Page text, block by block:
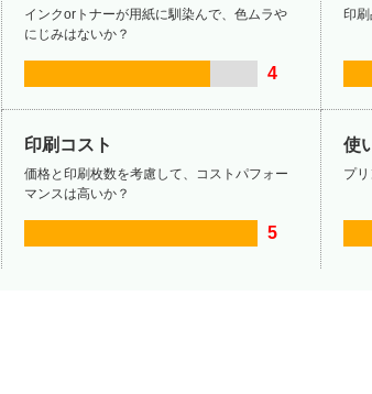
インクorトナーが用紙に馴染んで、色ムラや
にじみはないか？
4
印
印刷コスト
価格と印刷枚数を考慮して、コストパフォー
マンスは高いか？
5
使
プ